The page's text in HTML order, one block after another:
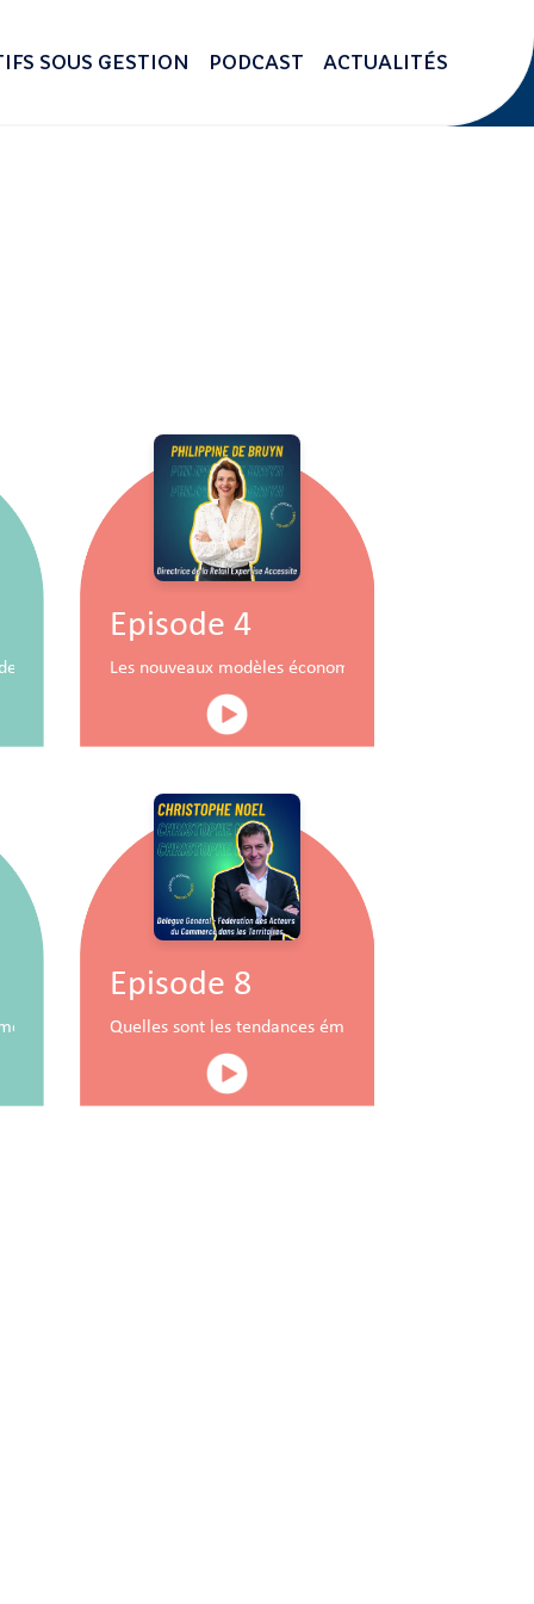
SOUS GESTION PODCAST ACTUALITÉS
commerce
Episode 4
Les nouveaux modèles économiques pour les centres
à travers la RSE
Episode 8
Quelles sont les tendances émergentes du commerce